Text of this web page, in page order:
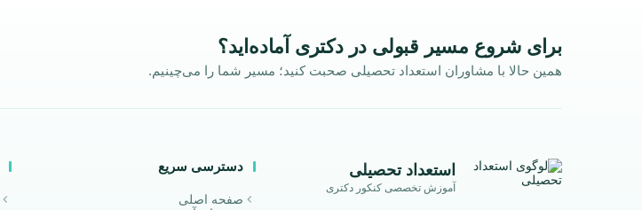
برای شروع مسیر قبولی در دکتری آماده‌اید؟
همین حالا با مشاوران استعداد تحصیلی صحبت کنید؛ مسیر شما را می‌چینیم.
استعداد تحصیلی
آموزش تخصصی کنکور دکتری
دسترسی سریع
صفحه اصلی